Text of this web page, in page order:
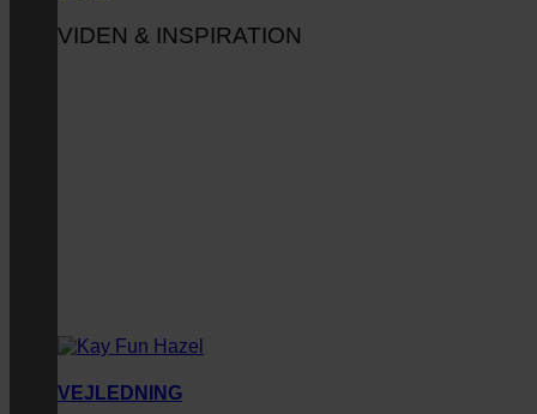
VIDEN & INSPIRATION
VEJLEDNING